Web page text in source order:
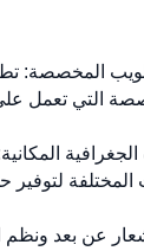
المخصصة:
التي تعمل
الجغرافية
المختلفة
عن بعد ونظم